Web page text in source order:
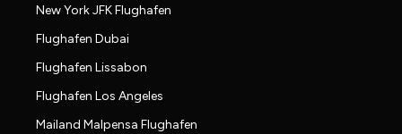
New York JFK Flughafen
Flughafen Dubai
Flughafen Lissabon
Flughafen Los Angeles
Mailand Malpensa Flughafen